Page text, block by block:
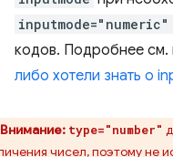
inputmode="numeric"
кодов. Подробнее см.
либо хотели знать о
Внимание: type="number"
чисел, поэтому не